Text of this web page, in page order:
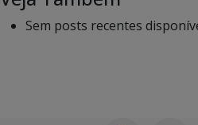
Sem posts recentes